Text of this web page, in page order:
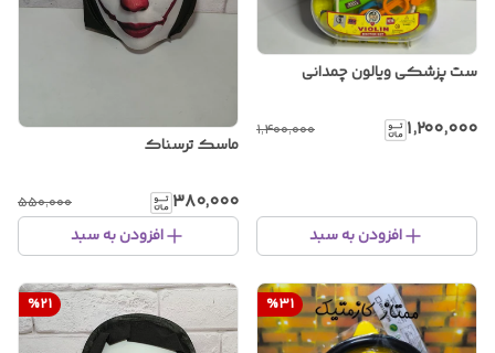
ست پزشکی ویالون چمدانی
۱٬۲۰۰٬۰۰۰ ۱٬۴۰۰٬۰۰۰
افزودن به سبد
ماسک ترسناک
۳۸۰٬۰۰۰ ۵۵۰٬۰۰۰
افزودن به سبد
%31
%21